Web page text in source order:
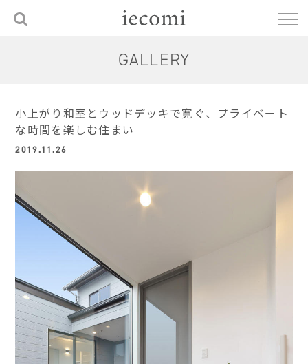
GALLERY
小上がり和室とウッドデッキで寛ぐ、プライベート
な時間を楽しむ住まい
2019.11.26